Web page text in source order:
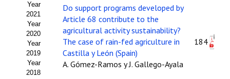
Web AIDA 2.0
REVISTA ITEA
Presentación ITEA
Year
2021
Year
2020
Year
2019
Year
2018
Do support programs developed by
Article 68 contribute to the
agricultural activity sustainability?
The case of rain-fed agriculture in
Castilla y León (Spain)
A. Gómez-Ramos y J. Gallego-Ayala
184